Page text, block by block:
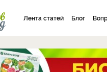
Лента статей Блог